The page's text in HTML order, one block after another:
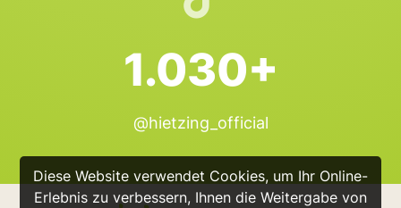
Diese Website verwendet Cookies, um Ihr Online-
Erlebnis zu verbessern, Ihnen die Weitergabe von
1.030+
@hietzing_official